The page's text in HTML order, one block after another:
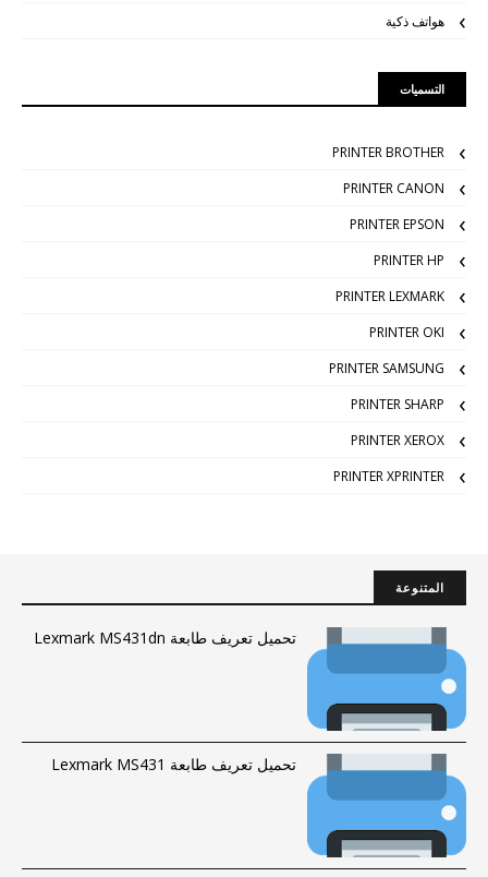
هواتف ذكية
التسميات
PRINTER BROTHER
PRINTER CANON
PRINTER EPSON
PRINTER HP
PRINTER LEXMARK
PRINTER OKI
PRINTER SAMSUNG
PRINTER SHARP
PRINTER XEROX
PRINTER XPRINTER
المتنوعة
تحميل تعريف طابعة Lexmark MS431dn
تحميل تعريف طابعة Lexmark MS431